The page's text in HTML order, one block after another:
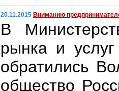
20.11.2015 Вниманию
В
рынка и
обратились
общество